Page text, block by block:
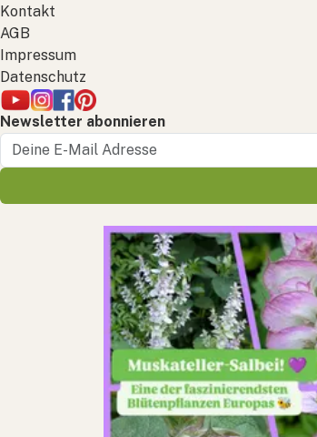
Kontakt
AGB
Impressum
Datenschutz
Newsletter abonnieren